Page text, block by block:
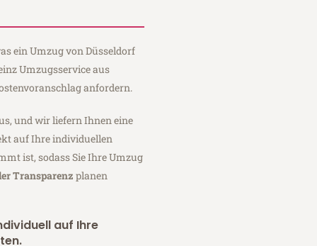
ein Umzug von Düsseldorf
Umzugsservice aus
anfordern.
und wir liefern Ihnen eine
auf Ihre individuellen
ist, sodass Sie Ihre Umzug
Transparenz planen
auf Ihre